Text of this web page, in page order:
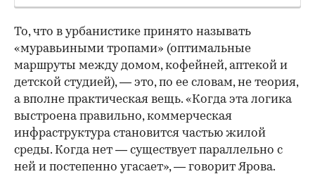
То, что в урбанистике принято называть
«муравьиными тропами» (оптимальные
маршруты между домом, кофейней, аптекой и
детской студией), — это, по ее словам, не теория,
а вполне практическая вещь. «Когда эта логика
выстроена правильно, коммерческая
инфраструктура становится частью жилой
среды. Когда нет — существует параллельно с
ней и постепенно угасает», — говорит Ярова.